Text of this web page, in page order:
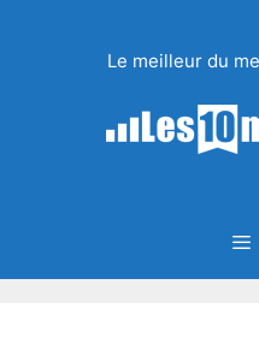
Le meilleur du